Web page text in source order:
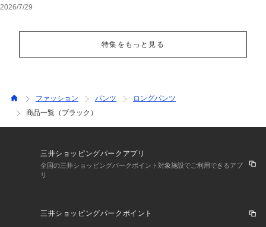
2026/7/29
特集をもっと見る
ファッション パンツ
ロングパンツ
商品一覧（ブラック）
三井ショッピングパークアプリ
全国の三井ショッピングパークポイント対象施設でご利用できるアプ
リ
三井ショッピングパークポイント